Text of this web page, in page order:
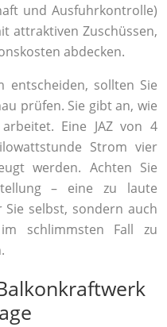
und Ausfuhrkontrolle)
attraktiven Zuschüssen,
abdecken.
entscheiden, sollten Sie
prüfen. Sie gibt an, wie
Eine JAZ von 4
Strom vier
werden. Achten Sie
– eine zu laute
selbst, sondern auch
schlimmsten Fall zu